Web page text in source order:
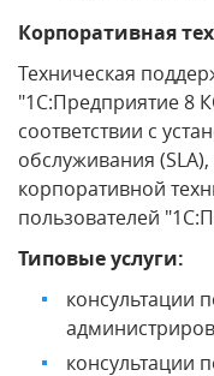
Корпоративная
Техническая
"1С:Предприятие 8
соответствии с
обслуживания
корпоративной
пользователей
Типовые услуги:
консультации
консультации